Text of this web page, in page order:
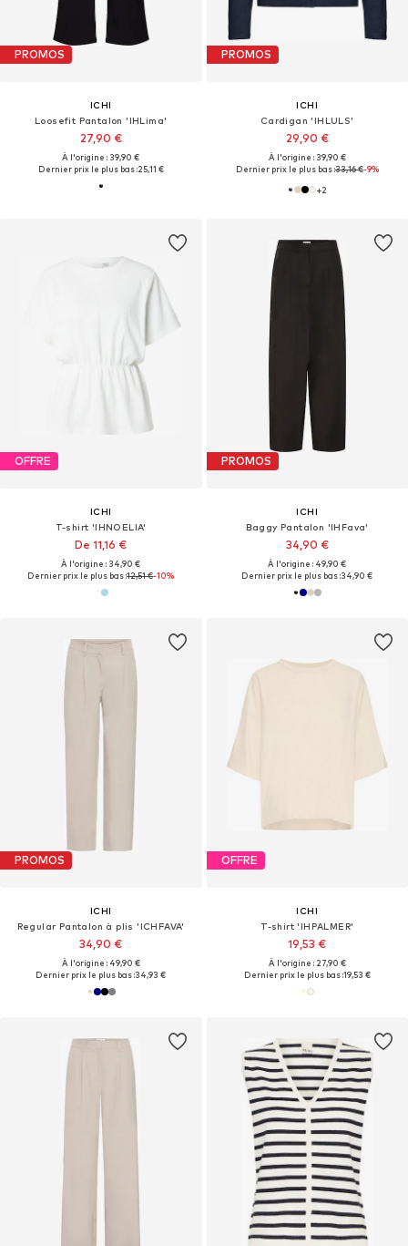
PROMOS
ICHI
Loosefit Pantalon 'IHLima'
27,90 €
À l'origine : 39,90 €
Dernier prix le plus bas :25,11 €
PROMOS
ICHI
Cardigan 'IHLULS'
29,90 €
À l'origine : 39,90 €
Dernier prix le plus bas :33,16 €-9%
+2
OFFRE
ICHI
T-shirt 'IHNOELIA'
De 11,16 €
À l'origine : 34,90 €
Dernier prix le plus bas :12,51 €-10%
PROMOS
ICHI
Baggy Pantalon 'IHFava'
34,90 €
À l'origine : 49,90 €
Dernier prix le plus bas :34,90 €
PROMOS
ICHI
Regular Pantalon à plis 'ICHFAVA'
34,90 €
À l'origine : 49,90 €
Dernier prix le plus bas :34,93 €
OFFRE
ICHI
T-shirt 'IHPALMER'
19,53 €
À l'origine : 27,90 €
Dernier prix le plus bas :19,53 €